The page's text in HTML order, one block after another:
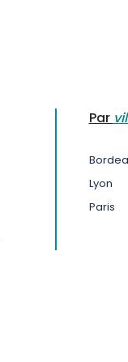
Par
Lyon
Paris